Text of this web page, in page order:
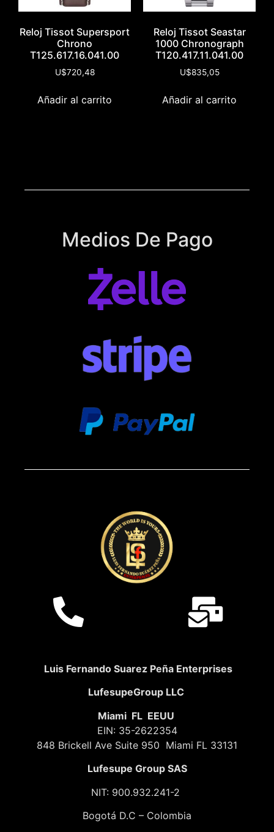
Reloj Tissot Supersport
Chrono
T125.617.16.041.00
U$720,48
Añadir al carrito
Reloj Tissot Seastar
1000 Chronograph
T120.417.11.041.00
U$835,05
Añadir al carrito
Medios De Pago
Luis Fernando Suarez Peña Enterprises
LufesupeGroup LLC
Miami FL EEUU
EIN: 35-2622354
848 Brickell Ave Suite 950 Miami FL 33131
Lufesupe Group SAS
NIT: 900.932.241-2
Bogotá D.C – Colombia